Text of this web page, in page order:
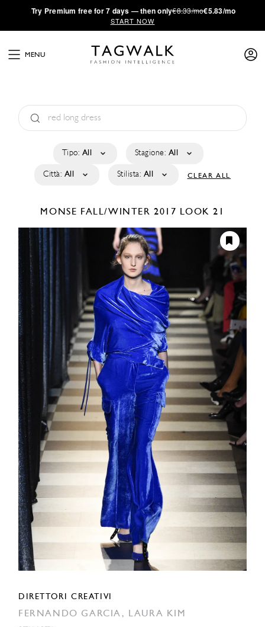
·Try Premium free for 7 days — then only€8.33/mo€5.83/mo
START NOW
MENU
Tipo: All Stagione: All
Città: All Stilista: All CLEAR ALL
MONSE FALL/WINTER 2017 LOOK 21
DIRETTORI CREATIVI
FERNANDO GARCIA, LAURA KIM